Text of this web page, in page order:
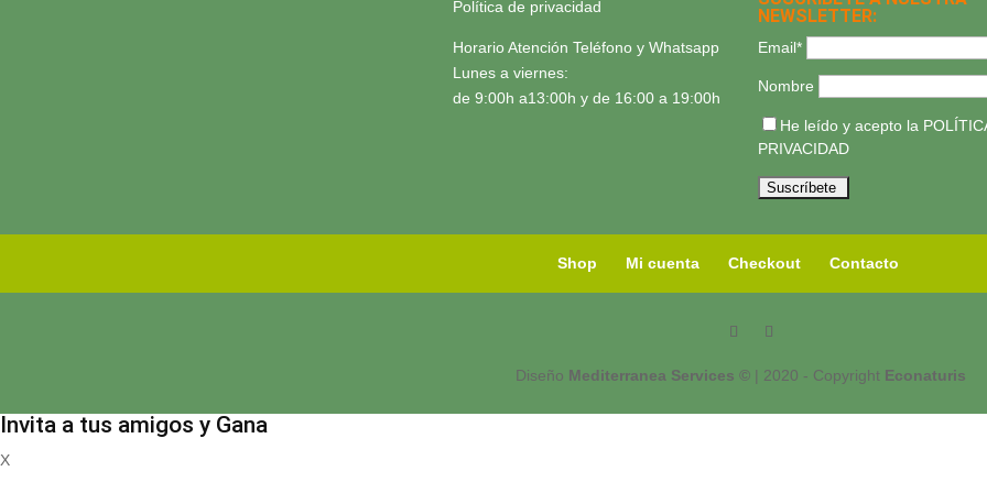
Política de privacidad
Horario Atención Teléfono y Whatsapp
Lunes a viernes:
de 9:00h a13:00h y de 16:00 a 19:00h
NEWSLETTER:
Email*
Nombre
He leído y acepto la
PRIVACIDAD
Shop Mi cuenta Checkout Contacto
Diseño Mediterranea Services ©| 2020 - Copyright Econaturis
Invita a tus amigos y Gana
X